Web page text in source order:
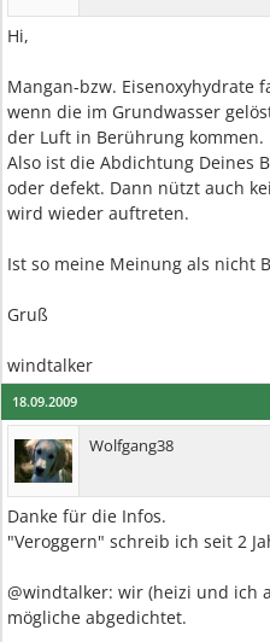
Hi,
Mangan-bzw. Eisenoxyhydrate
wenn die im Grundwasser
der Luft in Berührung kommen.
Also ist die Abdichtung Deines
oder defekt. Dann nützt auch
wird wieder auftreten.
Ist so meine Meinung als nicht
Gruß
windtalker
18.09.2009
Wolfgang38
Danke für die Infos.
"Veroggern" schreib ich seit 2
@windtalker: wir (heizi und ich
mögliche abgedichtet.